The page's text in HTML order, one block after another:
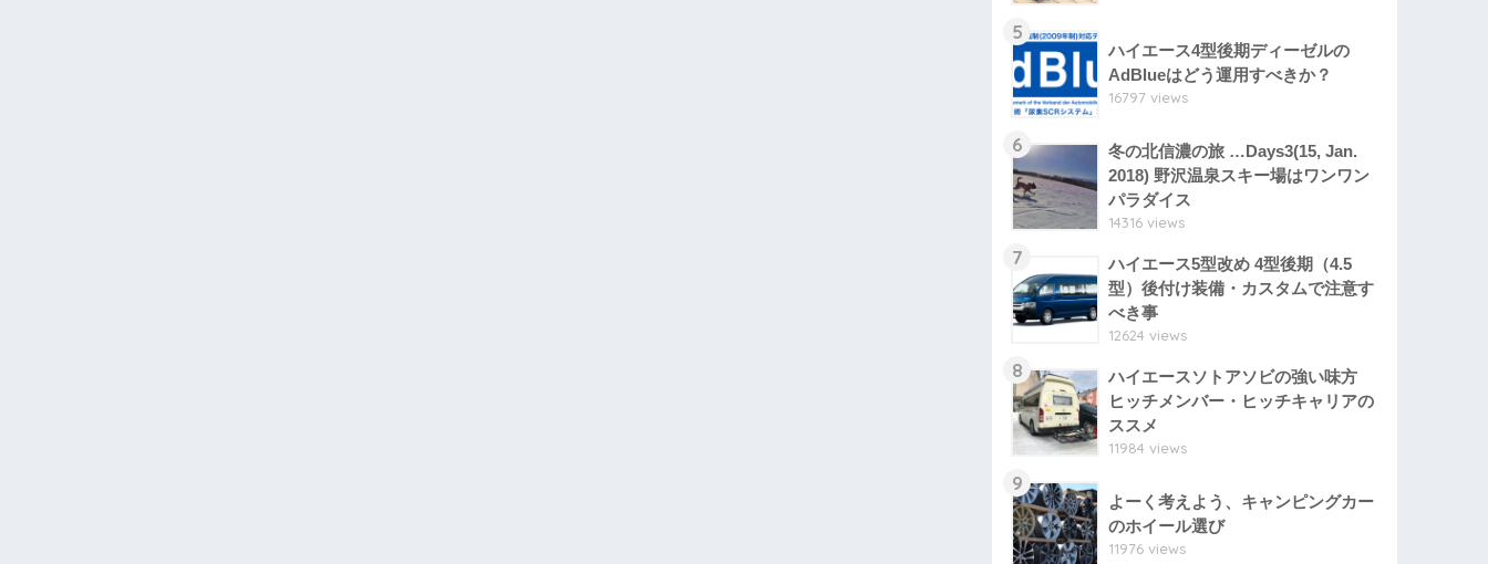
5
ハイエース4型後期ディーゼルの
AdBlueはどう運用すべきか？
16797 views
6
冬の北信濃の旅 …Days3(15, Jan.
2018) 野沢温泉スキー場はワンワン
パラダイス
14316 views
7
ハイエース5型改め 4型後期（4.5
型）後付け装備・カスタムで注意す
べき事
12624 views
8
ハイエースソトアソビの強い味方
ヒッチメンバー・ヒッチキャリアの
ススメ
11984 views
9
よーく考えよう、キャンピングカー
のホイール選び
11976 views